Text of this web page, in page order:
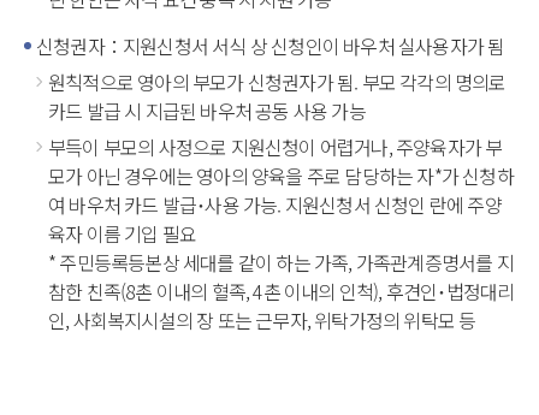
신청권자：지원신청서 서식 상 신청인이 바우처 실사용자가 됨
­원칙적으로 영아의 부모가 신청권자가 됨. 부모 각각의 명의로
카드 발급 시 지급된 바우처 공동 사용 가능
­부득이 부모의 사정으로 지원신청이 어렵거나, 주양육자가 부
모가 아닌 경우에는 영아의 양육을 주로 담당하는 자*가 신청하
여 바우처 카드 발급･사용 가능. 지원신청서 신청인 란에 주양
육자 이름 기입 필요
* 주민등록등본상 세대를 같이 하는 가족, 가족관계증명서를 지
참한 친족(8촌 이내의 혈족, 4촌 이내의 인척), 후견인･법정대리
인, 사회복지시설의 장 또는 근무자, 위탁가정의 위탁모 등